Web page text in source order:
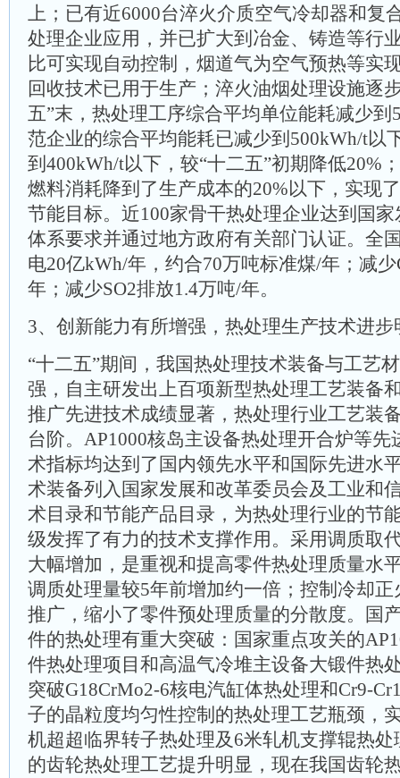
上；已有近6000台淬火介质空气冷却器和复
处理企业应用，并已扩大到冶金、铸造等行
比可实现自动控制，烟道气为空气预热等实
回收技术已用于生产；淬火油烟处理设施逐
五”末，热处理工序综合平均单位能耗减少到
范企业的综合平均能耗已减少到500kWh/t以
到400kWh/t以下，较“十二五”初期降低20%
燃料消耗降到了生产成本的20%以下，实现
节能目标。近100家骨干热处理企业达到国
体系要求并通过地方政府有关部门认证。全
电20亿kWh/年，约合70万吨标准煤/年；减
年；减少SO2排放1.4万吨/年。
3、创新能力有所增强，热处理生产技术进步
“十二五”期间，我国热处理技术装备与工艺
强，自主研发出上百项新型热处理工艺装备
推广先进技术成绩显著，热处理行业工艺装
台阶。AP1000核岛主设备热处理开合炉等
术指标均达到了国内领先水平和国际先进水
术装备列入国家发展和改革委员会及工业和
术目录和节能产品目录，为热处理行业的节
级发挥了有力的技术支撑作用。采用调质取
大幅增加，是重视和提高零件热处理质量水
调质处理量较5年前增加约一倍；控制冷却
推广，缩小了零件预处理质量的分散度。国
件的热处理有重大突破：国家重点攻关的
件热处理项目和高温气冷堆主设备大锻件热
突破G18CrMo2-6核电汽缸体热处理和Cr9-
子的晶粒度均匀性控制的热处理工艺瓶颈，
机超超临界转子热处理及6米轧机支撑辊热
的齿轮热处理工艺提升明显，现在我国齿轮